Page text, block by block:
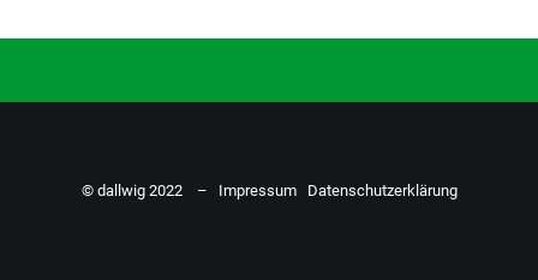
© dallwig 2022 – Impressum Datenschutzerklärung